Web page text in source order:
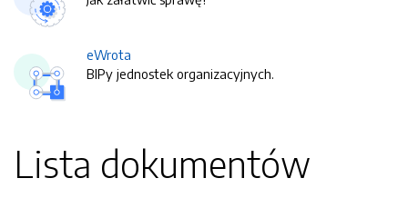
eWrota
BIPy jednostek organizacyjnych.
Lista dokumentów